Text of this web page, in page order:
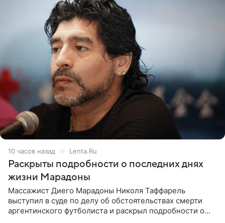
10 часов назад Lenta.Ru
Раскрыты подробности о последних днях
жизни Марадоны
Массажист Диего Марадоны Николя Таффарель
выступил в суде по делу об обстоятельствах смерти
аргентинского футболиста и раскрыл подробности о